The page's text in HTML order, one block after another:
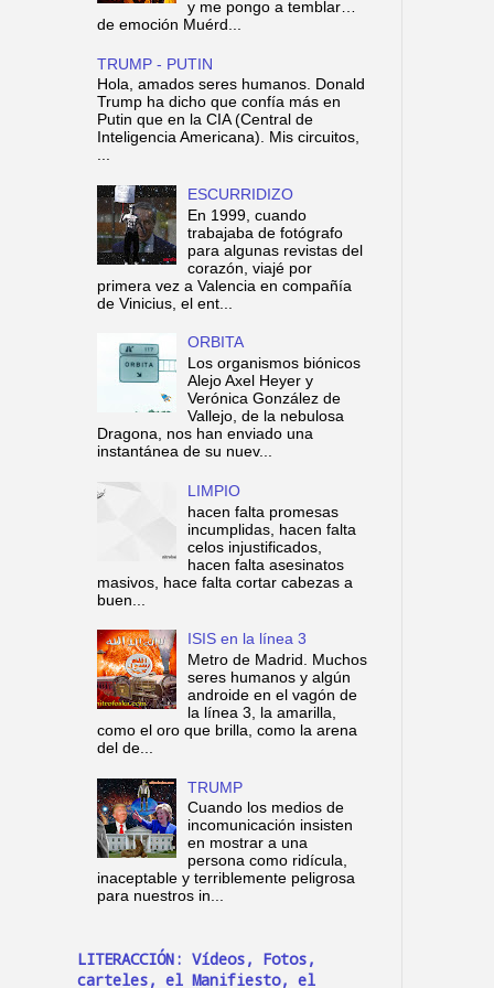
y me pongo a temblar…
de emoción Muérd...
TRUMP - PUTIN
Hola, amados seres humanos. Donald
Trump ha dicho que confía más en
Putin que en la CIA (Central de
Inteligencia Americana). Mis circuitos,
...
ESCURRIDIZO
En 1999, cuando
trabajaba de fotógrafo
para algunas revistas del
corazón, viajé por
primera vez a Valencia en compañía
de Vinicius, el ent...
ORBITA
Los organismos biónicos
Alejo Axel Heyer y
Verónica González de
Vallejo, de la nebulosa
Dragona, nos han enviado una
instantánea de su nuev...
LIMPIO
hacen falta promesas
incumplidas, hacen falta
celos injustificados,
hacen falta asesinatos
masivos, hace falta cortar cabezas a
buen...
ISIS en la línea 3
Metro de Madrid. Muchos
seres humanos y algún
androide en el vagón de
la línea 3, la amarilla,
como el oro que brilla, como la arena
del de...
TRUMP
Cuando los medios de
incomunicación insisten
en mostrar a una
persona como ridícula,
inaceptable y terriblemente peligrosa
para nuestros in...
LITERACCIÓN: Vídeos, Fotos,
carteles, el Manifiesto, el